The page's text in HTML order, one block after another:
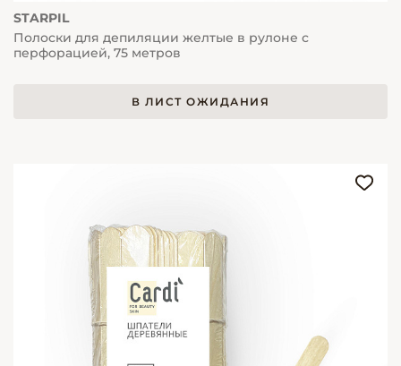
STARPIL
Полоски для депиляции желтые в рулоне с
перфорацией, 75 метров
В ЛИСТ ОЖИДАНИЯ